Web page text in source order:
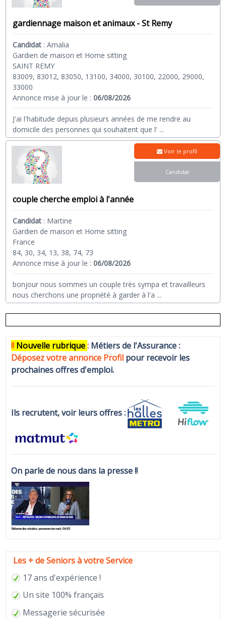
gardiennage maison et animaux - St Remy
Candidat :Amalia
Gardien de maison et Home sitting
SAINT REMY
83009, 83012, 83050, 13100, 34000, 30100, 22000, 29000,
33000
Annonce mise à jour le :06/08/2026
J'ai l'habitude depuis plusieurs années de me rendre au
domicile des personnes qui souhaitent que l' ...
couple cherche emploi à l'année
Candidat : Martine
Gardien de maison et Home sitting
France
84, 30, 34, 13, 38, 74, 73
Annonce mise à jour le :06/08/2026
bonjour nous sommes un couple très sympa et travailleurs
nous cherchons une propriété à garder à l'a ...
Voir le profil
Candidat
!! Nouvelle rubrique: Métiers de l'Assurance :
Déposez votre annonce Profil pour recevoir les
prochaines offres d'emploi.
Ils recrutent, voir leurs offres :
On parle de nous dans la presse !!
Les + de Seniors à votre Service
17 ans d'expérience !
Un site 100% français
Messagerie sécurisée